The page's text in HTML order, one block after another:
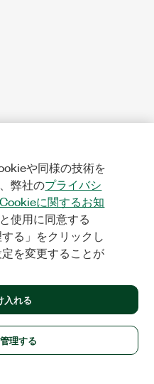
や同様の技術を
弊社のプライバシ
Cookieに関するお知
使用に同意する
る」をクリックし
を変更することが
理する
入れる